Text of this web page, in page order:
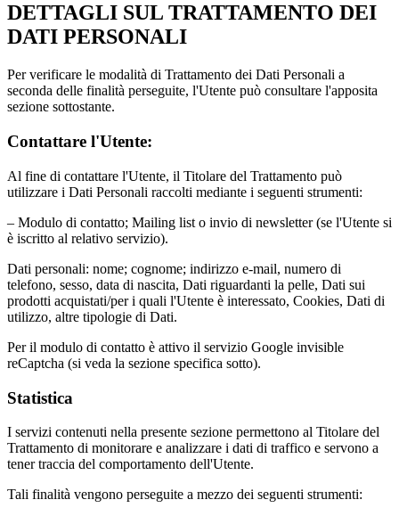
DETTAGLI SUL TRATTAMENTO DEI
DATI PERSONALI
Per verificare le modalità di Trattamento dei Dati Personali a
seconda delle finalità perseguite, l'Utente può consultare l'apposita
sezione sottostante.
Contattare l'Utente:
Al fine di contattare l'Utente, il Titolare del Trattamento può
utilizzare i Dati Personali raccolti mediante i seguenti strumenti:
– Modulo di contatto; Mailing list o invio di newsletter (se l'Utente si
è iscritto al relativo servizio).
Dati personali: nome; cognome; indirizzo e-mail, numero di
telefono, sesso, data di nascita, Dati riguardanti la pelle, Dati sui
prodotti acquistati/per i quali l'Utente è interessato, Cookies, Dati di
utilizzo, altre tipologie di Dati.
Per il modulo di contatto è attivo il servizio Google invisible
reCaptcha (si veda la sezione specifica sotto).
Statistica
I servizi contenuti nella presente sezione permettono al Titolare del
Trattamento di monitorare e analizzare i dati di traffico e servono a
tener traccia del comportamento dell'Utente.
Tali finalità vengono perseguite a mezzo dei seguenti strumenti: